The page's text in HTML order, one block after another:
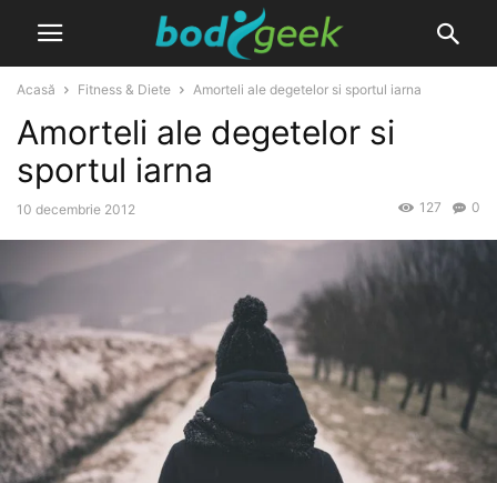
Acasă Fitness & Diete Amorteli ale degetelor si sportul iarna
Amorteli ale degetelor si
sportul iarna
10 decembrie 2012 0
127